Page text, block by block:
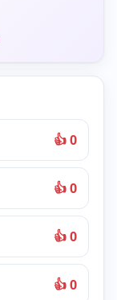
👍 0
👍 0
👍 0
👍 0